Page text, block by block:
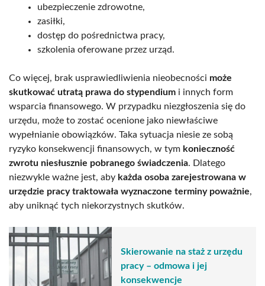
ubezpieczenie zdrowotne,
zasiłki,
dostęp do pośrednictwa pracy,
szkolenia oferowane przez urząd.
Co więcej, brak usprawiedliwienia nieobecności może
skutkować utratą prawa do stypendium i innych form
wsparcia finansowego. W przypadku niezgłoszenia się do
urzędu, może to zostać ocenione jako niewłaściwe
wypełnianie obowiązków. Taka sytuacja niesie ze sobą
ryzyko konsekwencji finansowych, w tym konieczność
zwrotu niesłusznie pobranego świadczenia. Dlatego
niezwykle ważne jest, aby każda osoba zarejestrowana w
urzędzie pracy traktowała wyznaczone terminy poważnie,
aby uniknąć tych niekorzystnych skutków.
Skierowanie na staż z urzędu
pracy – odmowa i jej
konsekwencje